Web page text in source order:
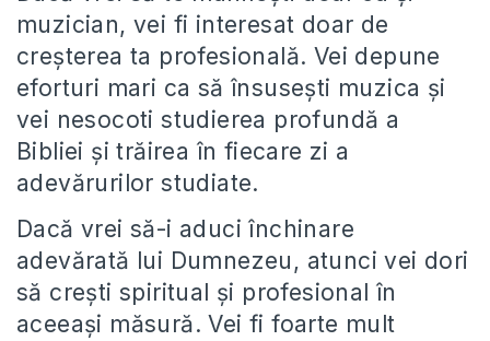
muzician, vei fi interesat doar de
creșterea ta profesională. Vei depune
eforturi mari ca să însusești muzica și
vei nesocoti studierea profundă a
Bibliei și trăirea în fiecare zi a
adevărurilor studiate.
Dacă vrei să-i aduci închinare
adevărată lui Dumnezeu, atunci vei dori
să crești spiritual și profesional în
aceeași măsură. Vei fi foarte mult